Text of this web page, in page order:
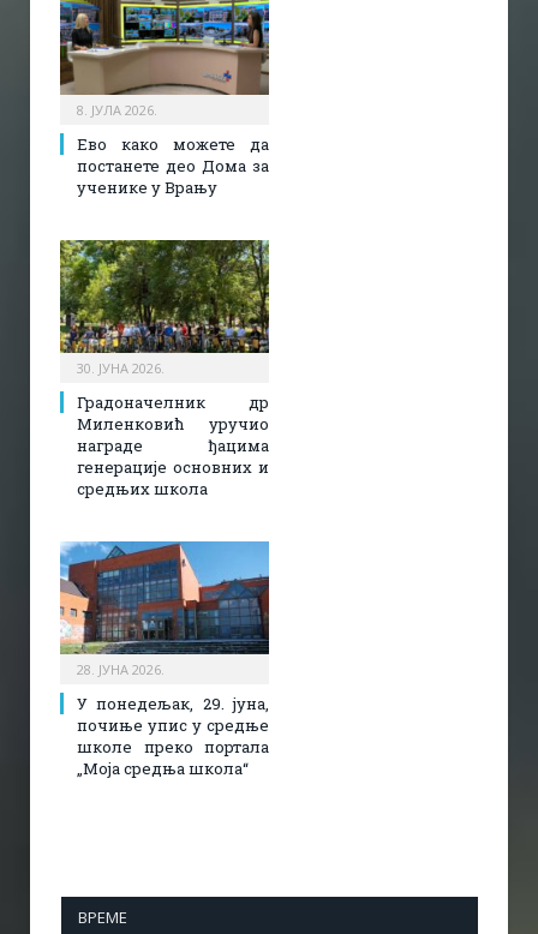
8. ЈУЛА 2026.
Ево како можете да
постанете део Дома за
ученике у Врању
30. ЈУНА 2026.
Градоначелник др
Миленковић уручио
награде ђацима
генерације основних и
средњих школа
28. ЈУНА 2026.
У понедељак, 29. јуна,
почиње упис у средње
школе преко портала
„Моја средња школа“
ВРЕМЕ